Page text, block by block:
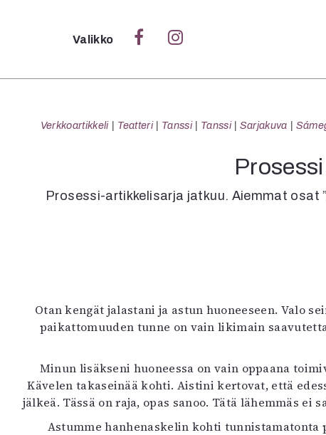
Sulje
In
Valikko
Verkkoartikkeli Teatteri Tanssi Tanssi Sarjakuva
Prosessi-artikkelisarja jatkuu. Aiemmat osat
Otan kengät jalastani ja astun huoneeseen. Valo
paikattomuuden tunne on vain likimain
Minun lisäkseni huoneessa on vain oppaana
Kävelen takaseinää kohti. Aistini kertovat, että
jälkeä. Tässä on raja, opas sanoo. Tätä lähemmäs
Astumme hanhenaskelin kohti tunnistamatonta